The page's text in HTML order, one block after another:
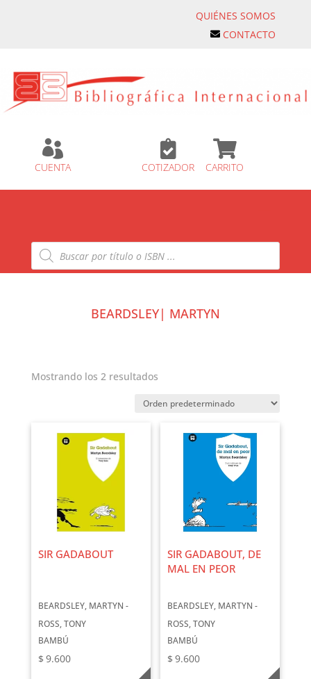
QUIÉNES SOMOS
CONTACTO

CUENTA

COTIZADOR

CARRITO
Búsqueda
de
productos
BEARDSLEY| MARTYN
Mostrando los 2 resultados
SIR GADABOUT
BEARDSLEY, MARTYN -
ROSS, TONY
BAMBÚ
$ 9.600
SIR GADABOUT, DE
MAL EN PEOR
BEARDSLEY, MARTYN -
ROSS, TONY
BAMBÚ
$ 9.600